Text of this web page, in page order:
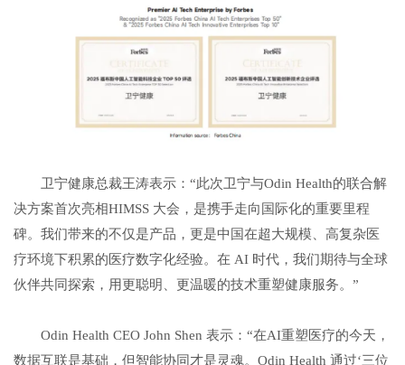
卫宁健康总裁王涛表示：“此次卫宁与Odin Health的联合解
决方案首次亮相HIMSS 大会，是携手走向国际化的重要里程
碑。我们带来的不仅是产品，更是中国在超大规模、高复杂医
疗环境下积累的医疗数字化经验。在 AI 时代，我们期待与全球
伙伴共同探索，用更聪明、更温暖的技术重塑健康服务。”
Odin Health CEO John Shen 表示：“在AI重塑医疗的今天，
数据互联是基础，但智能协同才是灵魂。Odin Health 通过‘三位